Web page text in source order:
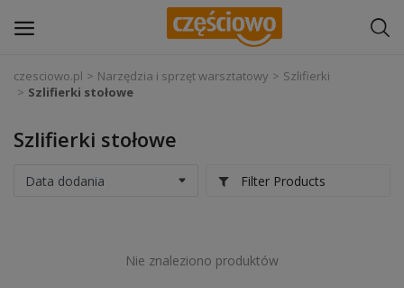
Zaloguj się
Zarejestruj
Wyposażenie i akcesoria samochodowe
czesciowo.pl Narzędzia i sprzęt warsztatowy
Szlifierki
Szlifierki stołowe
Szlifierki stołowe
Filter Products
Nie znaleziono produktów